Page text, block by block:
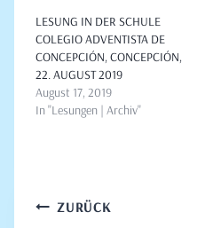
LESUNG IN DER SCHULE
COLEGIO ADVENTISTA DE
CONCEPCIÓN, CONCEPCIÓN,
22. AUGUST 2019
August 17, 2019
In "Lesungen | Archiv"
Beitragsnavigation
ZURÜCK